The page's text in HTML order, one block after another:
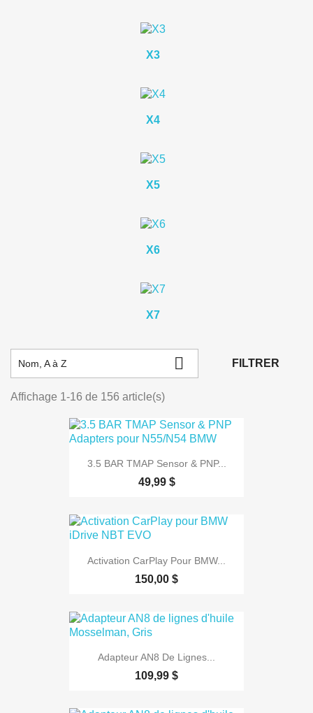
X3
X4
X5
X6
X7
Nom, A à Z  FILTRER
Affichage 1-16 de 156 article(s)
3.5 BAR TMAP Sensor & PNP...
49,99 $
Activation CarPlay Pour BMW...
150,00 $
Adapteur AN8 De Lignes...
109,99 $